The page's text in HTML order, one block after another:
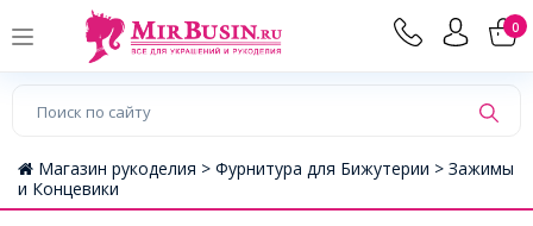
0
Магазин рукоделия > Фурнитура для Бижутерии > Зажимы
и Концевики